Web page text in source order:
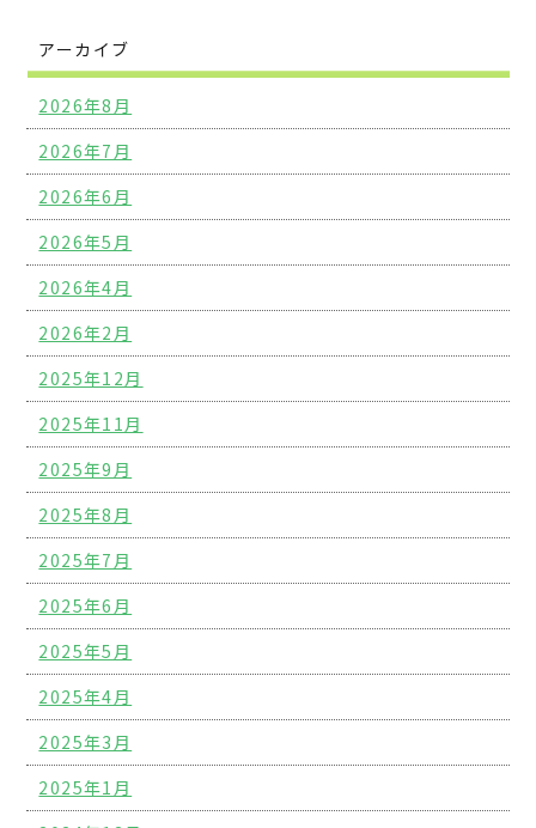
アーカイブ
2026年8月
2026年7月
2026年6月
2026年5月
2026年4月
2026年2月
2025年12月
2025年11月
2025年9月
2025年8月
2025年7月
2025年6月
2025年5月
2025年4月
2025年3月
2025年1月